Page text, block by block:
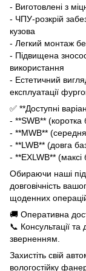
- Виготовлені з
- ЧПУ-розкрій
кузова
- Легкий монтаж
- Підвищена
використання
- Естетичний
експлуатації
✅ **Доступні
- **SWB** (коротка
- **MWB**
- **LWB** (довга
- **EXLWB** (максі
Обираючи наші
довговічність
щоденних
🚚 Оперативна
📞 Консультації
зверненням.
Захистіть свій
вологостійку